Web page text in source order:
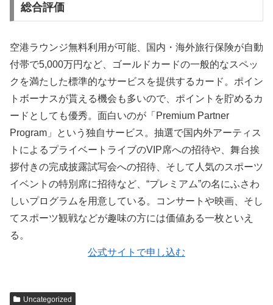
総合評価
空港ラウンジ無料利用が可能、国内・海外旅行保険が自動
付帯で5,000万円など、ゴールドカードの一般的なスペッ
クを満たした標準的なサービスを提供するカード。ポイン
トボーナスが貰える機会も多いので、ポイントを貯めるカ
ードとしても優秀。面白いのが「Premium Partner
Program」という独自サービス。抽選で国内外アーティス
トによるプライベートライブのVIP席への招待や、舞台挨
拶付きの完成披露試写会への招待、そして人気のスポーツ
イベントの特別席に招待など、“プレミアム”の名にふさわ
しいプログラムを用意している。コンサートや映画、そし
てスポーツ観戦などが趣味の方には価値ある一枚といえ
る。
公式サイトで申し込む
Uncategorized